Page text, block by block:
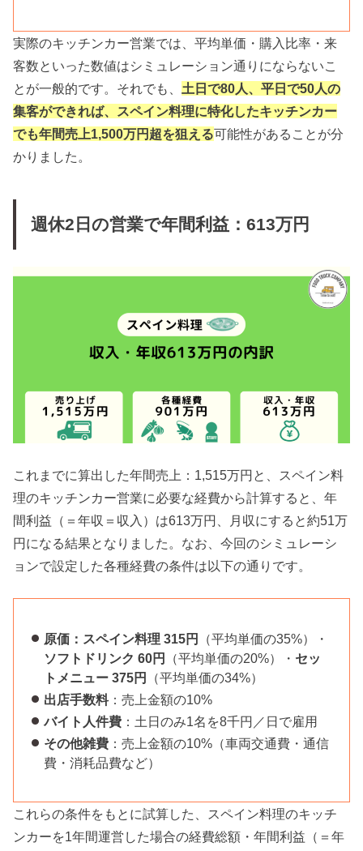
実際のキッチンカー営業では、平均単価・購入比率・来
客数といった数値はシミュレーション通りにならないこ
とが一般的です。それでも、 土日で80人、平日で50人の
集客ができれば、スペイン料理に特化したキッチンカー
でも年間売上1,500万円超を狙える可能性があることが分
かりました。
週休2日の営業で年間利益：613万円
これまでに算出した年間売上：1,515万円と、スペイン料
理のキッチンカー営業に必要な経費から計算すると、年
間利益（＝年収＝収入）は613万円、月収にすると約51万
円になる結果となりました。なお、今回のシミュレーシ
ョンで設定した各種経費の条件は以下の通りです。
原価：スペイン料理 315円
（平均単価の35%）・
ソフトドリンク 60円
（平均単価の20%）・ セッ
トメニュー 375円
（平均単価の34%）
出店手数料：売上金額の10%
バイト人件費：土日のみ1名を8千円／日で雇用
その他雑費：売上金額の10%（車両交通費・通信
費・消耗品費など）
これらの条件をもとに試算した、スペイン料理のキッチ
ンカーを1年間運営した場合の経費総額・年間利益（＝年